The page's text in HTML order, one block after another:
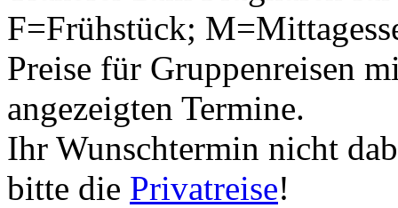
F=Frühstück;
Preise für Gruppenreisen
angezeigten Termine.
Ihr Wunschtermin nicht
bitte die Privatreise!